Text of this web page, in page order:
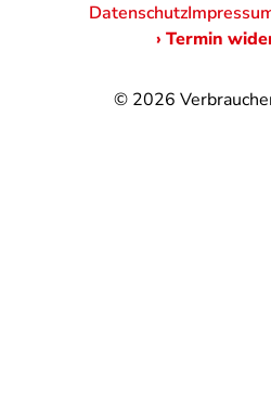
© 2026
Datenschutz
› Termin